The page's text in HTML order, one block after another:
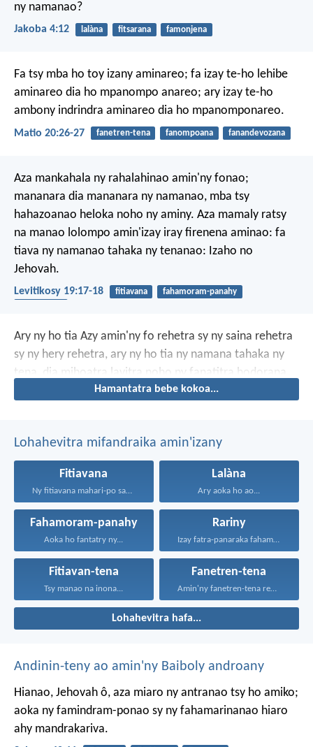
ny namanao?
Jakoba 4:12 lalàna fitsarana famonjena
Fa tsy mba ho toy izany aminareo; fa izay te-ho lehibe
aminareo dia ho mpanompo anareo; ary izay te-ho
ambony indrindra aminareo dia ho mpanomponareo.
Matio 20:26-27 fanetren-tena fanompoana fanandevozana
Aza mankahala ny rahalahinao amin'ny fonao;
mananara dia mananara ny namanao, mba tsy
hahazoanao heloka noho ny aminy. Aza mamaly ratsy
na manao lolompo amin'izay iray firenena aminao: fa
tiava ny namanao tahaka ny tenanao: Izaho no
Jehovah.
Levitikosy 19:17-18 fitiavana
fahamoram-panahy
Ary ny ho tia Azy amin'ny fo rehetra sy ny saina rehetra
sy ny hery rehetra, ary ny ho tia ny namana tahaka ny
tena, dia mihoatra lavitra noho ny fanatitra hodorana
sy ny fanatitra hafa rehetra izany.
Hamantatra bebe kokoa...
Lohahevitra mifandraika amin'izany
Fitiavana
Ny fitiavana mahari-po sady...
Lalàna
Ary aoka ho ao...
Fahamoram-panahy
Aoka ho fantatry ny...
Rariny
Izay fatra-panaraka fahamarinana sy...
Fitiavan-tena
Tsy manao na inona...
Fanetren-tena
Amin'ny fanetren-tena rehetra sy...
Lohahevitra hafa...
Andinin-teny ao amin'ny Baiboly androany
Hianao, Jehovah ô, aza miaro ny antranao tsy ho amiko;
aoka ny famindram-ponao sy ny fahamarinanao hiaro
ahy mandrakariva.